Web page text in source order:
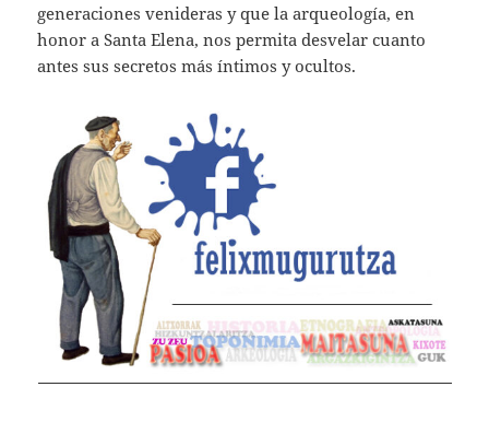
generaciones venideras y que la arqueología, en
honor a Santa Elena, nos permita desvelar cuanto
antes sus secretos más íntimos y ocultos.